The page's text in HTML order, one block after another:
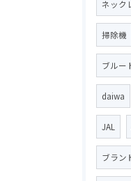
ネック
掃除機
ブルー
daiwa
JAL
ブラン